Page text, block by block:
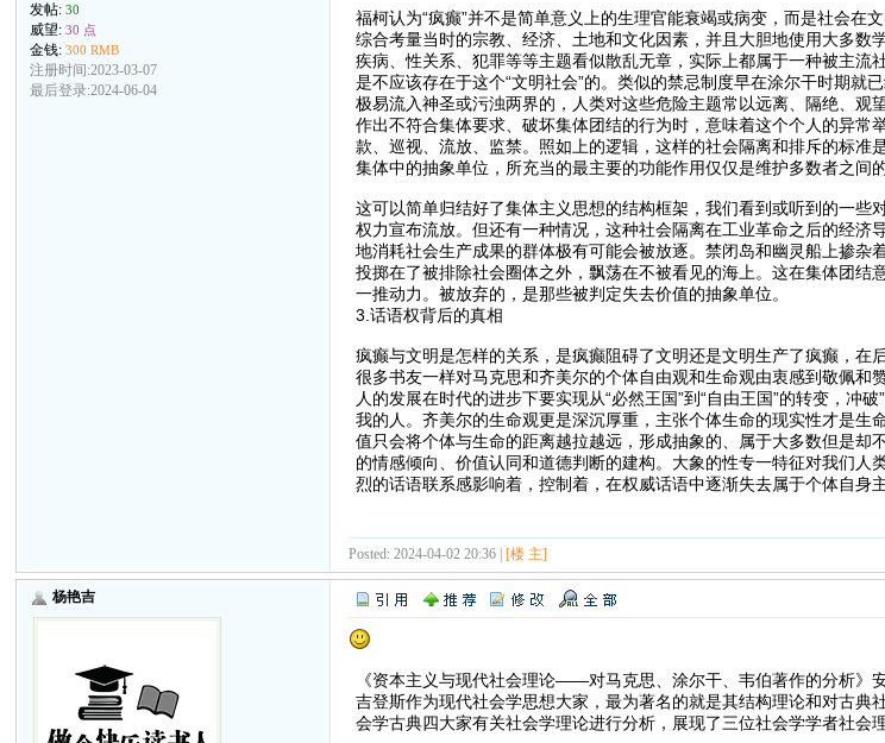
发帖:30
威望:30 点
金钱:300 RMB
注册时间:2023-03-07
最后登录:2024-06-04
福柯认为“疯癫”并不是简单意义上的生理官能衰竭或病变，而是社会在
综合考量当时的宗教、经济、土地和文化因素，并且大胆地使用大多
疾病、性关系、犯罪等等主题看似散乱无章，实际上都属于一种被主流
是不应该存在于这个“文明社会”的。类似的禁忌制度早在涂尔干时期就
极易流入神圣或污浊两界的，人类对这些危险主题常以远离、隔绝、观
作出不符合集体要求、破坏集体团结的行为时，意味着这个个人的异
款、巡视、流放、监禁。照如上的逻辑，这样的社会隔离和排斥的标
集体中的抽象单位，所充当的最主要的功能作用仅仅是维护多数者之间的
这可以简单归结好了集体主义思想的结构框架，我们看到或听到的一
权力宣布流放。但还有一种情况，这种社会隔离在工业革命之后的经
地消耗社会生产成果的群体极有可能会被放逐。禁闭岛和幽灵船上掺
投掷在了被排除社会圈体之外，飘荡在不被看见的海上。这在集体团
一推动力。被放弃的，是那些被判定失去价值的抽象单位。
3.话语权背后的真相
疯癫与文明是怎样的关系，是疯癫阻碍了文明还是文明生产了疯癫，
很多书友一样对马克思和齐美尔的个体自由观和生命观由衷感到敬佩和
人的发展在时代的进步下要实现从“必然王国”到“自由王国”的转变，冲
我的人。齐美尔的生命观更是深沉厚重，主张个体生命的现实性才是
值只会将个体与生命的距离越拉越远，形成抽象的、属于大多数但是
的情感倾向、价值认同和道德判断的建构。大象的性专一特征对我们
烈的话语联系感影响着，控制着，在权威话语中逐渐失去属于个体自身
Posted: 2024-04-02 20:36 |[楼 主]
杨艳吉
《资本主义与现代社会理论——对马克思、涂尔干、韦伯著作的分析》
吉登斯作为现代社会学思想大家，最为著名的就是其结构理论和对古
会学古典四大家有关社会学理论进行分析，展现了三位社会学学者社会